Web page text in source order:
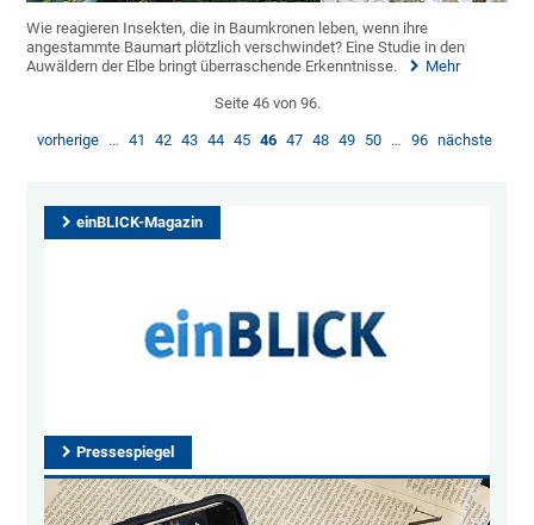
Wie reagieren Insekten, die in Baumkronen leben, wenn ihre
angestammte Baumart plötzlich verschwindet? Eine Studie in den
Auwäldern der Elbe bringt überraschende Erkenntnisse.
Mehr
Seite 46 von 96.
vorherige … 41 42 43 44 45 46 47 48 49 50 … 96 nächste
einBLICK-Magazin
Pressespiegel